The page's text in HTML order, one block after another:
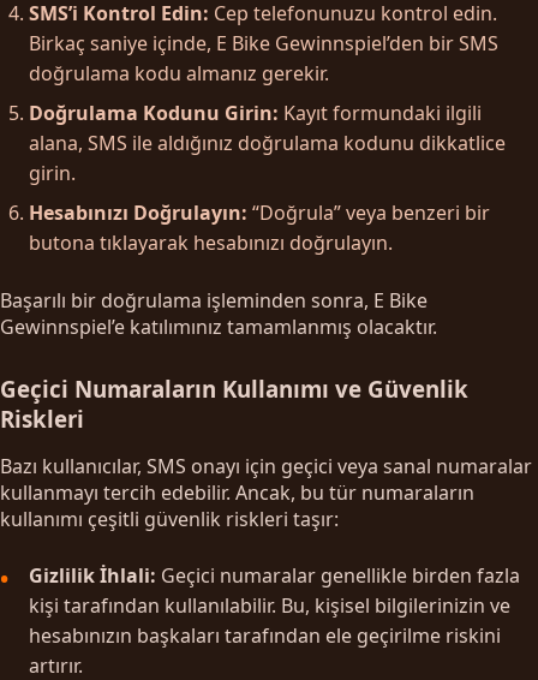
SMS’i Kontrol Edin: Cep telefonunuzu kontrol edin.
Birkaç saniye içinde, E Bike Gewinnspiel’den bir SMS
doğrulama kodu almanız gerekir.
Doğrulama Kodunu Girin: Kayıt formundaki ilgili
alana, SMS ile aldığınız doğrulama kodunu dikkatlice
girin.
Hesabınızı Doğrulayın: “Doğrula” veya benzeri bir
butona tıklayarak hesabınızı doğrulayın.
Başarılı bir doğrulama işleminden sonra, E Bike
Gewinnspiel’e katılımınız tamamlanmış olacaktır.
Geçici Numaraların Kullanımı ve Güvenlik
Riskleri
Bazı kullanıcılar, SMS onayı için geçici veya sanal numaralar
kullanmayı tercih edebilir. Ancak, bu tür numaraların
kullanımı çeşitli güvenlik riskleri taşır:
Gizlilik İhlali: Geçici numaralar genellikle birden fazla
kişi tarafından kullanılabilir. Bu, kişisel bilgilerinizin ve
hesabınızın başkaları tarafından ele geçirilme riskini
artırır.